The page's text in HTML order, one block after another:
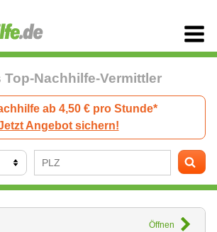
Nachhilfe-Vermittler
ab 4,50 € pro Stunde*
Angebot sichern!
Öffnen